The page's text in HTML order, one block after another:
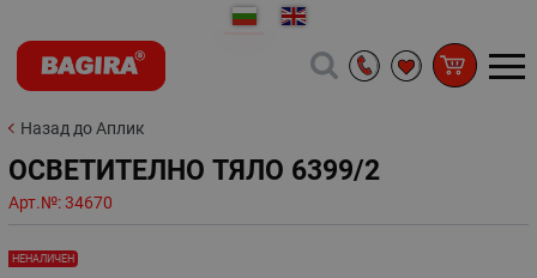
Назад до Аплик
ОСВЕТИТЕЛНО ТЯЛО 6399/2
Арт.№:34670
НЕНАЛИЧЕН